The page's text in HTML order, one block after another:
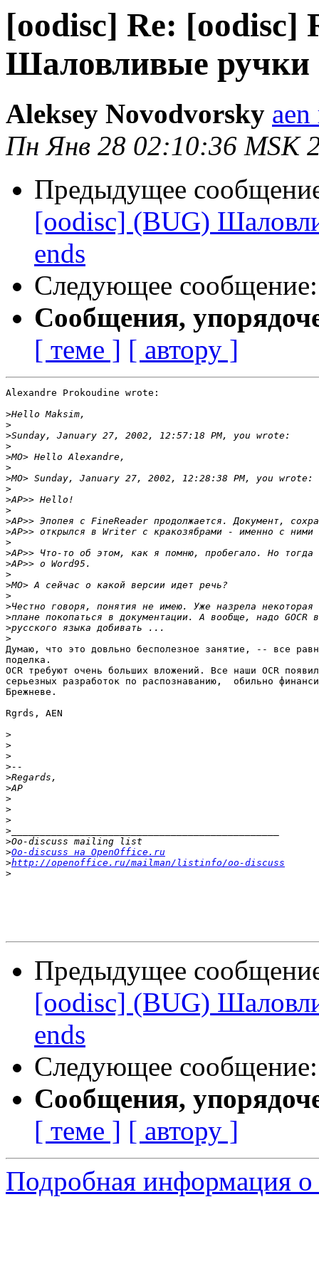
[oodisc] Re: [oodisc]
Шаловливые ручки
Aleksey Novodvorsky
Пн Янв 28 02:10:36 MSK
Предыдущее
[oodisc] (BUG)
ends
Следующее
Сообщения,
[ теме ] [ автору ]
Alexandre Prokoudine wrote:
>
>
>
>
>
>
>
>
>
>
>
>
>
>
>
>
>
>
>
>
>
>
Думаю, что это довльно бесполезное занятие, -- все
поделка.
OCR требуют очень больших вложений. Все наши OCR
серьезных разработок по распознаванию,  обильно
Брежневе.
Rgrds, AEN
>
>
>
>
>
>
>
>
>
>
>
>Oo-discuss на OpenOffice.ru
>http://openoffice.ru/mailman/listinfo/oo-discuss
>
Предыдущее
[oodisc] (BUG)
ends
Следующее
Сообщения,
[ теме ] [ автору ]
Подробная информация о